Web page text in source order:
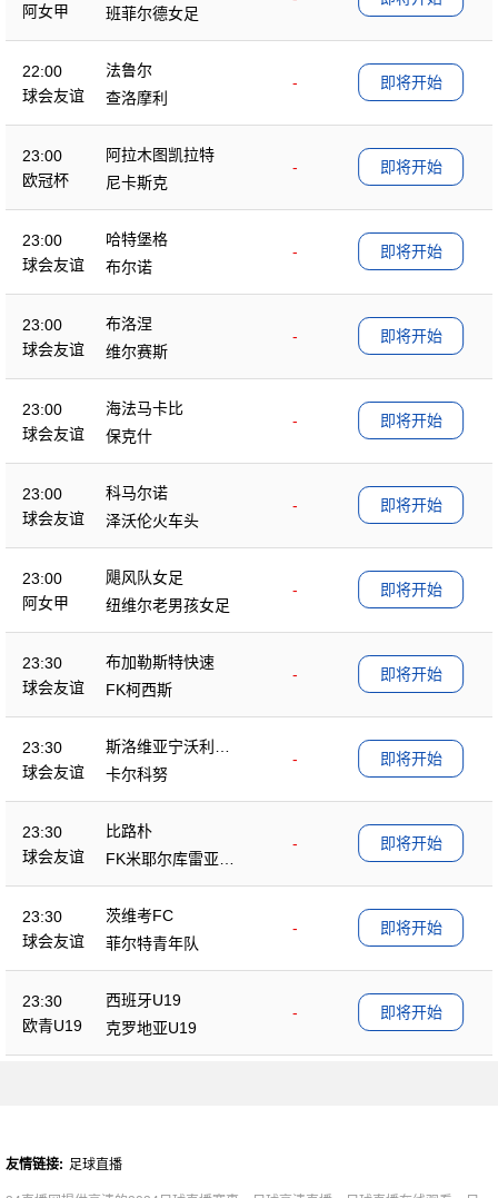
阿女甲
班菲尔德女足
22:00
球会友谊
法鲁尔
-
查洛摩利
即将开始
23:00
欧冠杯
阿拉木图凯拉特
-
尼卡斯克
即将开始
23:00
球会友谊
哈特堡格
-
布尔诺
即将开始
23:00
球会友谊
布洛涅
-
维尔赛斯
即将开始
23:00
球会友谊
海法马卡比
-
保克什
即将开始
23:00
球会友谊
科马尔诺
-
泽沃伦火车头
即将开始
23:00
阿女甲
飓风队女足
-
纽维尔老男孩女足
即将开始
23:30
球会友谊
布加勒斯特快速
-
FK柯西斯
即将开始
23:30
球会友谊
斯洛维亚宁沃利博
茨
-
卡尔科努
即将开始
23:30
球会友谊
比路朴
-
FK米耶尔库雷亚丘
克
即将开始
23:30
球会友谊
茨维考FC
-
菲尔特青年队
即将开始
23:30
欧青U19
西班牙U19
-
克罗地亚U19
即将开始
友情链接: 足球直播